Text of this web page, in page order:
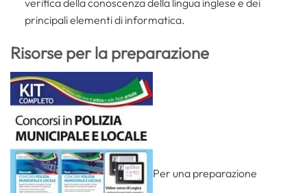
principali elementi di informatica.
Risorse per la preparazione
Per una preparazione